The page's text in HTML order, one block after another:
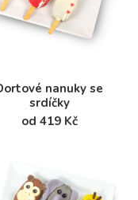
nanuky se
srdíčky
od 419 Kč